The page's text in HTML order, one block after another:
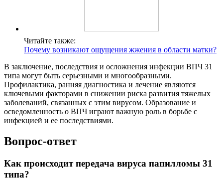
Читайте также:
Почему возникают ощущения жжения в области матки?
В заключение, последствия и осложнения инфекции ВПЧ 31
типа могут быть серьезными и многообразными.
Профилактика, ранняя диагностика и лечение являются
ключевыми факторами в снижении риска развития тяжелых
заболеваний, связанных с этим вирусом. Образование и
осведомленность о ВПЧ играют важную роль в борьбе с
инфекцией и ее последствиями.
Вопрос-ответ
Как происходит передача вируса папилломы 31
типа?